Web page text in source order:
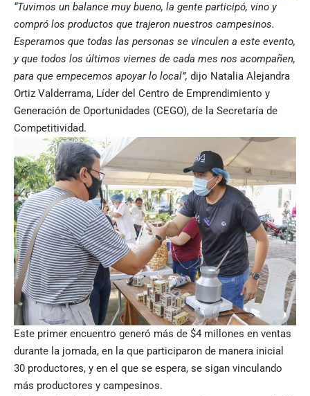
“Tuvimos un balance muy bueno, la gente participó, vino y
compró los productos que trajeron nuestros campesinos.
Esperamos que todas las personas se vinculen a este evento,
y que todos los últimos viernes de cada mes nos acompañen,
para que empecemos apoyar lo local”, dijo Natalia Alejandra
Ortiz Valderrama, Líder del Centro de Emprendimiento y
Generación de Oportunidades (CEGO), de la Secretaría de
Competitividad.
Este primer encuentro generó más de $4 millones en ventas
durante la jornada, en la que participaron de manera inicial
30 productores, y en el que se espera, se sigan vinculando
más productores y campesinos.